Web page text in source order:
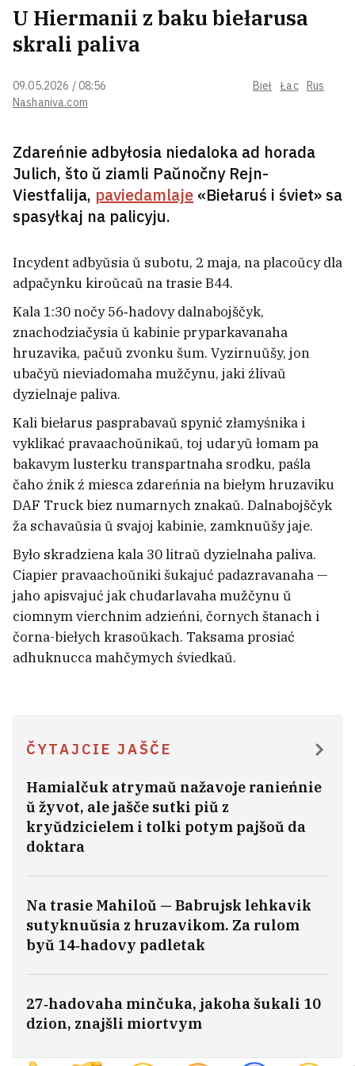
Nashaniva.com
09.05.2026 / 08:56 Bieł Łac Rus
U Hiermanii z baku biełarusa
skrali paliva
Zdareńnie adbyłosia niedaloka ad horada
Julich, što ŭ ziamli Paŭnočny Rejn-
Viestfalija, paviedamlaje «Biełaruś i śviet» sa
spasyłkaj na palicyju.
Incydent adbyŭsia ŭ subotu, 2 maja, na placoŭcy dla
adpačynku kiroŭcaŭ na trasie B44.
Kala 1:30 nočy 56‑hadovy dalnabojščyk,
znachodziačysia ŭ kabinie pryparkavanaha
hruzavika, pačuŭ zvonku šum. Vyzirnuŭšy, jon
ubačyŭ nieviadomaha mužčynu, jaki źlivaŭ
dyzielnaje paliva.
Kali biełarus pasprabavaŭ spynić złamyśnika i
vyklikać pravaachoŭnikaŭ, toj udaryŭ łomam pa
bakavym lusterku transpartnaha srodku, paśla
čaho źnik ź miesca zdareńnia na biełym hruzaviku
DAF Truck biez numarnych znakaŭ. Dalnabojščyk
ža schavaŭsia ŭ svajoj kabinie, zamknuŭšy jaje.
Było skradziena kala 30 litraŭ dyzielnaha paliva.
Ciapier pravaachoŭniki šukajuć padazravanaha —
jaho apisvajuć jak chudarlavaha mužčynu ŭ
ciomnym vierchnim adzieńni, čornych štanach i
čorna-biełych krasoŭkach. Taksama prosiać
adhuknucca mahčymych śviedkaŭ.
ČYTAJCIE JAŠČE
Hamialčuk atrymaŭ nažavoje ranieńnie
ŭ žyvot, ale jašče sutki piŭ z
kryŭdzicielem i tolki potym pajšoŭ da
doktara
Na trasie Mahiloŭ — Babrujsk lehkavik
sutyknuŭsia z hruzavikom. Za rulom
byŭ 14‑hadovy padletak
27‑hadovaha minčuka, jakoha šukali 10
dzion, znajšli miortvym
«Ab hety tramplin možna zabivacca
kožny dzień». Viadomy trenier
zahinuŭ na viełatreniroŭcy praź
Vyjšaŭ treci siezon lubimaha
źnialisia i biełarusy
Syn departavanaha polskaha
sałdata z-pad Navahrudka adsudziŭ
Niamieckaja dypłamatka ŭ Minsku ŭ
parku Janki Kupały pryčytała vierš
biełaruskaha kłasika
2
Statkievič pra «Noč muziejaŭ» u
Minsku: My zrazumieli, što ludzi
apładziravali nie saksafanistu, a
nam z žonkaj
21
U Mazyry prosta piekła. Tam užo
+35°C
nazvaŭ supracoŭnika FSB «tupym,